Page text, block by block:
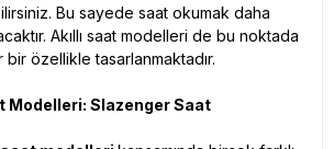
Bu sayede saat okumak daha
Akıllı saat modelleri de bu noktada
özellikle tasarlanmaktadır.
Modelleri: Slazenger Saat